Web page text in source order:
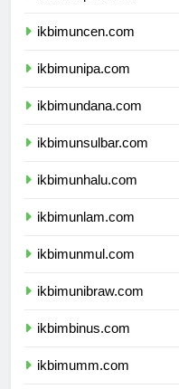
ikbimuncen.com
ikbimunipa.com
ikbimundana.com
ikbimunsulbar.com
ikbimunhalu.com
ikbimunlam.com
ikbimunmul.com
ikbimunibraw.com
ikbimbinus.com
ikbimumm.com